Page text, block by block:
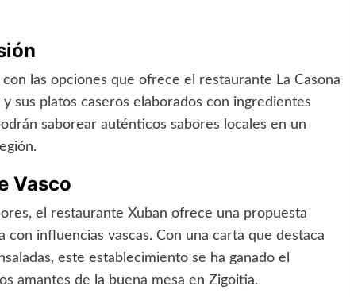
las opciones que ofrece el restaurante La Casona
sus platos caseros elaborados con ingredientes
saborear auténticos sabores locales en un
Vasco
el restaurante Xuban ofrece una propuesta
influencias vascas. Con una carta que destaca
este establecimiento se ha ganado el
amantes de la buena mesa en Zigoitia.